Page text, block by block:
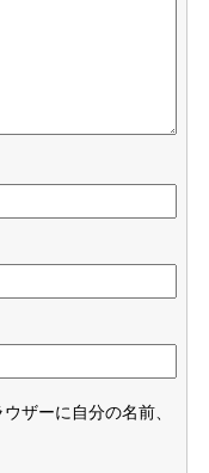
ザーに自分の名前、